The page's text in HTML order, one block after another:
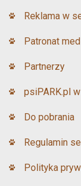
Reklama w
Patronat
Partnerzy
psiPARK.pl
Do pobrania
Regulamin
Polityka